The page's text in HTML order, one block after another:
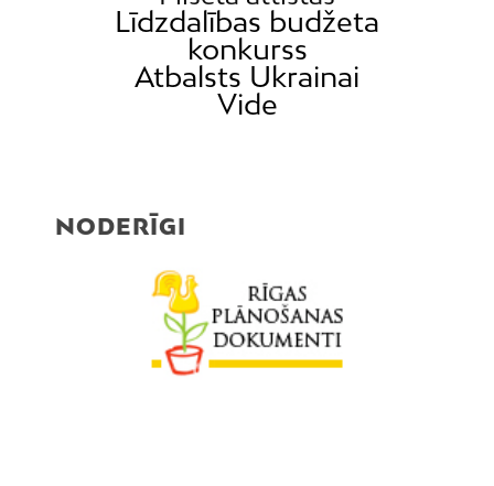
Līdzdalības budžeta
konkurss
Atbalsts Ukrainai
Vide
NODERĪGI